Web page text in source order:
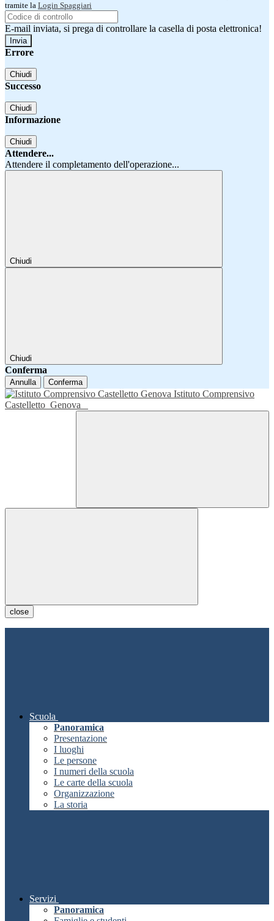
tramite la Login Spaggiari
E-mail inviata, si prega di controllare la casella di posta elettronica!
Errore
Chiudi
Successo
Chiudi
Informazione
Chiudi
Attendere...
Attendere il completamento dell'operazione...
Chiudi
Chiudi
Conferma
Annulla Conferma
Istituto Comprensivo
Castelletto Genova
close
Scuola
Panoramica
Presentazione
I luoghi
Le persone
I numeri della scuola
Le carte della scuola
Organizzazione
La storia
Servizi
Panoramica